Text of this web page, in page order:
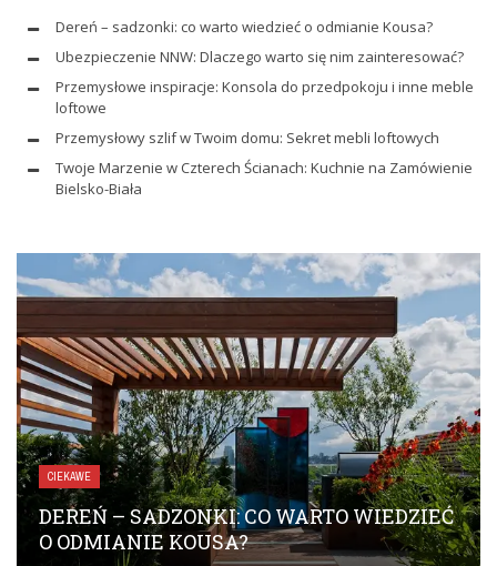
Dereń – sadzonki: co warto wiedzieć o odmianie Kousa?
Ubezpieczenie NNW: Dlaczego warto się nim zainteresować?
Przemysłowe inspiracje: Konsola do przedpokoju i inne meble
loftowe
Przemysłowy szlif w Twoim domu: Sekret mebli loftowych
Twoje Marzenie w Czterech Ścianach: Kuchnie na Zamówienie
Bielsko-Biała
CIEKAWE
DEREŃ – SADZONKI: CO WARTO WIEDZIEĆ
O ODMIANIE KOUSA?